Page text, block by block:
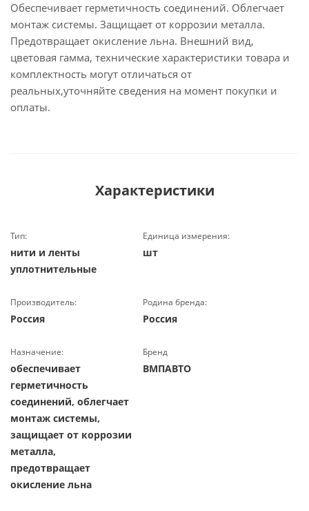
Обеспечивает герметичность соединений. Облегчает
монтаж системы. Защищает от коррозии металла.
Предотвращает окисление льна. Внешний вид,
цветовая гамма, технические характеристики товара и
комплектность могут отличаться от
реальных,уточняйте сведения на момент покупки и
оплаты.
Характеристики
Тип:
нити и ленты
уплотнительные
Единица измерения:
шт
Производитель:
Россия
Родина бренда:
Россия
Назначение:
обеспечивает
герметичность
соединений, облегчает
монтаж системы,
защищает от коррозии
металла,
предотвращает
окисление льна
Бренд
ВМПАВТО